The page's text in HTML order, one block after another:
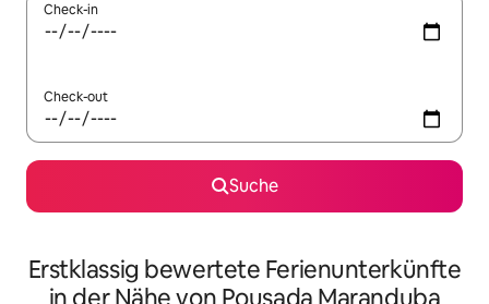
Check-in
Check-out
Suche
Erstklassig bewertete Ferienunterkünfte